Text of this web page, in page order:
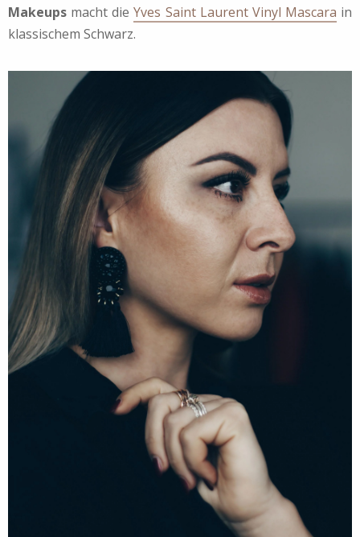
Makeups macht dieYves Saint Laurent Vinyl Mascara in
klassischem Schwarz.